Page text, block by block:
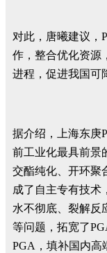
对此，唐曦建议，
作，整合优化资源
进程，促进我国可
据介绍，上海东庚
前工业化最具前景
交酯纯化、开环聚
成了自主专有技术
水不彻底、裂解反
等问题，拓宽了
PGA，填补国内高